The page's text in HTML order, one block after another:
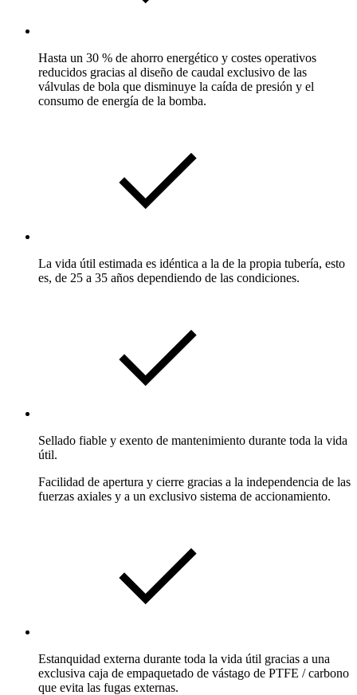
Hasta un 30 % de ahorro energético y costes operativos
reducidos gracias al diseño de caudal exclusivo de las
válvulas de bola que disminuye la caída de presión y el
consumo de energía de la bomba.
La vida útil estimada es idéntica a la de la propia tubería, esto
es, de 25 a 35 años dependiendo de las condiciones.
Sellado fiable y exento de mantenimiento durante toda la vida
útil.
Facilidad de apertura y cierre gracias a la independencia de las
fuerzas axiales y a un exclusivo sistema de accionamiento.
Estanquidad externa durante toda la vida útil gracias a una
exclusiva caja de empaquetado de vástago de PTFE / carbono
que evita las fugas externas.